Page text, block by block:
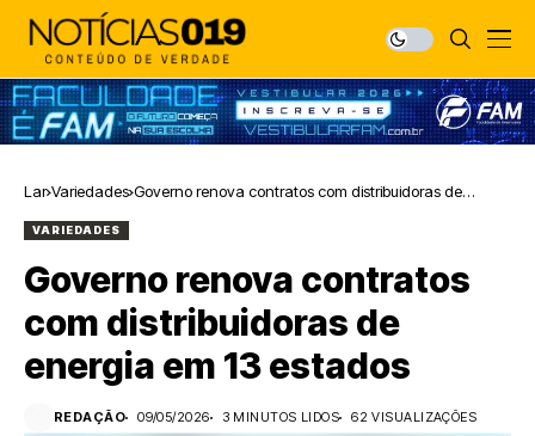
Lar Variedades Governo renova contratos com distribuidoras de
VARIEDADES
Governo renova contratos
com distribuidoras de
energia em 13 estados
REDAÇÃO 09/05/2026 3 MINUTOS LIDOS 62 VISUALIZAÇÕES